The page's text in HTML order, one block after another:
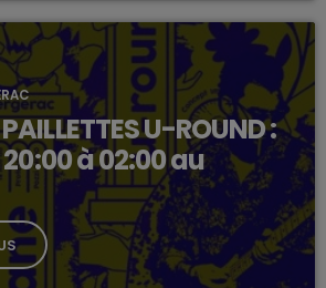
U-ROUND :
à 02:00 au